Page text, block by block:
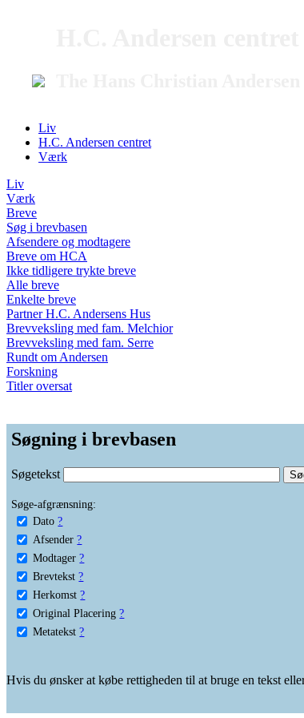
Liv
H.C. Andersen centret
Værk
Liv
Værk
Breve
Søg i brevbasen
Afsendere og modtagere
Breve om HCA
Ikke tidligere trykte breve
Alle breve
Enkelte breve
Partner H.C. Andersens Hus
Brevveksling med fam. Melchior
Brevveksling med fam. Serre
Rundt om Andersen
Forskning
Titler oversat
Søgning i brevbasen
Søgetekst
Søge-afgrænsning:
Dato ?
Afsender ?
Modtager ?
Brevtekst ?
Herkomst ?
Original Placering ?
Metatekst ?
Hvis du ønsker at købe rettigheden til at bruge en tekst